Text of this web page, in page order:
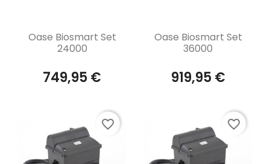
Aperçu rapide
Oase Biosmart Set
24000
749,95 €
Aperçu rapide
Oase Biosmart Set
36000
919,95 €
favorite_border favorite_border